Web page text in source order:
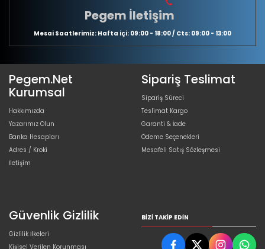
Pegem İletişim
Mesai Saatlerimiz: Hafta içi: 09:00 - 18:00 / Cts: 09:00 - 13:00
Pegem.Net
Kurumsal
Hakkımızda
Yazarımız Olun
Banka Hesapları
Adres / Kroki
İletişim
Sipariş Teslimat
Sipariş Süreci
Teslimat Kargo
Garanti & İade
Ödeme Seçenekleri
Mesafeli Satış Sözleşmesi
Güvenlik Gizlilik
Gizlilik İlkeleri
Kişisel Verilen Korunması
BIZI TAKIP EDIN